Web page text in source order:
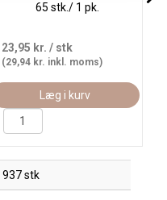
65 stk./ 1 pk.
23,95 kr. / stk
(29,94 kr. inkl. moms)
Læg i kurv
937 stk